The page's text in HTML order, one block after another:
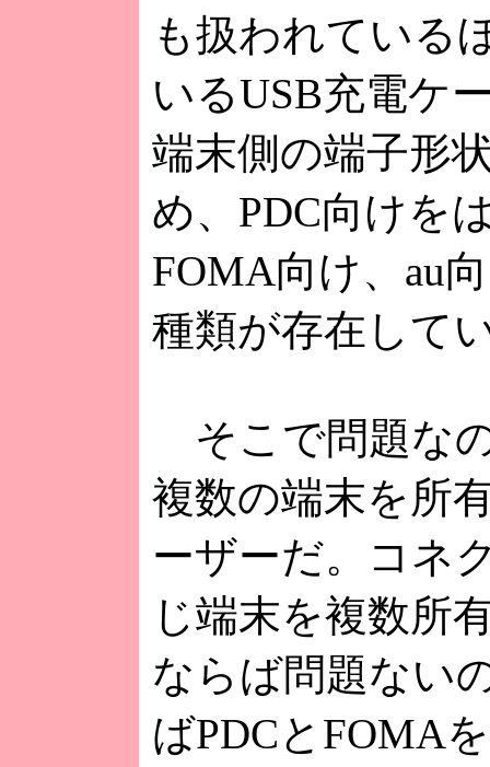
も扱われている
いるUSB充電ケ
端末側の端子形
め、PDC向けを
FOMA向け、au
種類が存在して
そこで問題な
複数の端末を所
ーザーだ。コネ
じ端末を複数所
ならば問題ない
ばPDCとFOMA